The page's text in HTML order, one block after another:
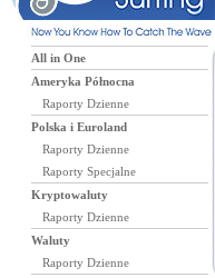
All in One
Ameryka Północna
Raporty Dzienne
Polska i Euroland
Raporty Dzienne
Raporty Specjalne
Kryptowaluty
Raporty Dzienne
Waluty
Raporty Dzienne